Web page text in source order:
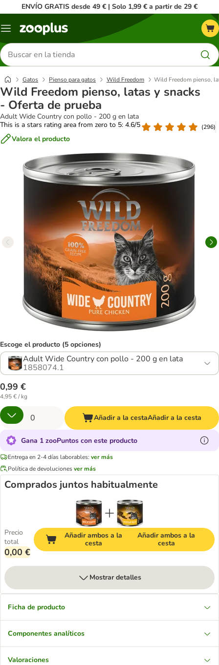
ENVÍO GRATIS desde 49 € | Solo 1,99 € a partir de 29 €
Menú
Buscar
productos
Gatos Pienso para gatos Wild Freedom Wild Freedom pienso,
Wild Freedom pienso, latas y snacks
- Oferta de prueba
Adult Wide Country con pollo - 200 g en lata
This is a stars rating area from zero to 5: 4.6/5
(296)
Valora el producto
Escoge el producto (5 opciones)
Adult Wide Country con pollo - 200 g en lata
1858074.1
0,99 €
4,95 € / kg
Añadir a la cestaAñadir a la cesta
Gana 1 zooPuntos con este producto
Entrega en 2-4 días laborables: ver más
Política de devolucionesver más
Comprados juntos habitualmente
Precio
total
0,00 €
Añadir ambos a la
cesta
Añadir ambos a la
cesta
Mostrar detalles
Ficha de producto
Componentes analíticos
Valoraciones